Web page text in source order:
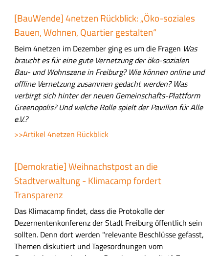
[BauWende] 4netzen Rückblick: „Öko-soziales
Bauen, Wohnen, Quartier gestalten“
Beim 4netzen im Dezember ging es um die Fragen Was
braucht es für eine gute Vernetzung der öko-sozialen
Bau- und Wohnszene in Freiburg? Wie können online und
offline Vernetzung zusammen gedacht werden? Was
verbirgt sich hinter der neuen Gemeinschafts-Plattform
Greenopolis? Und welche Rolle spielt der Pavillon für Alle
e.V.?
>>Artikel 4netzen Rückblick
[Demokratie] Weihnachstpost an die
Stadtverwaltung - Klimacamp fordert
Transparenz
Das Klimacamp findet, dass die Protokolle der
Dezernentenkonferenz der Stadt Freiburg öffentlich sein
sollten. Denn dort werden "relevante Beschlüsse gefasst,
Themen diskutiert und Tagesordnungen vom